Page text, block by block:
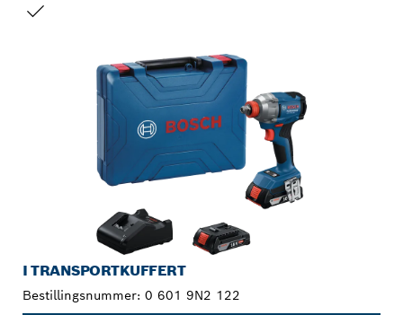
I TRANSPORTKUFFERT
Bestillingsnummer: 0 601 9N2 122